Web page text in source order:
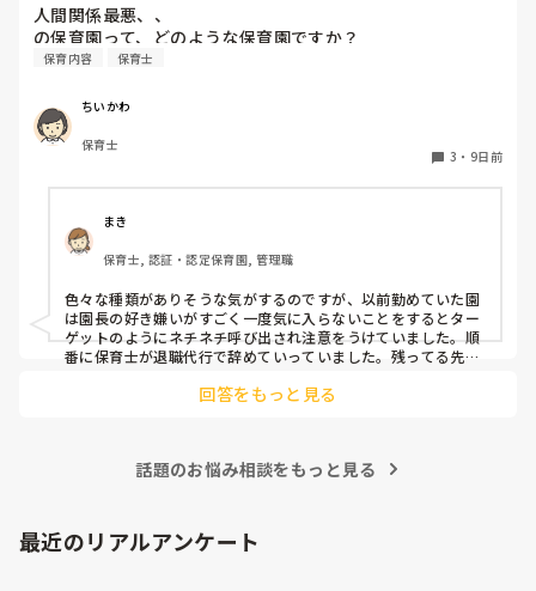
人間関係最悪、、
の保育園って、どのような保育園ですか？
保育内容 保育士
ちいかわ
保育士
3 ・ 9日前
まき
保育士, 認証・認定保育園, 管理職
色々な種類がありそうな気がするのですが、以前勤めていた園
は園長の好き嫌いがすごく一度気に入らないことをするとター
ゲットのようにネチネチ呼び出され注意をうけていました。順
番に保育士が退職代行で辞めていっていました。残ってる先生
由にできずで、やめたいけど子どもたちのことを思うとやめれ
回答をもっと見る
話題のお悩み相談をもっと見る
最近のリアルアンケート